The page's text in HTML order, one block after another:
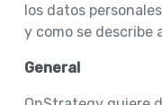
los datos
y como se describe
General